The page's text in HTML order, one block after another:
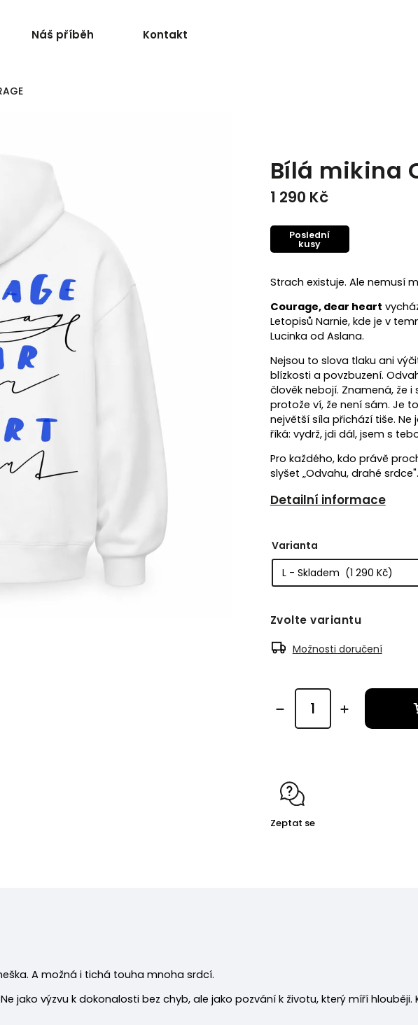
Náš příběh Kontakt
Bílá mikina
1 290 Kč
Strach existuje. Ale nemusí
Courage, dear heart
Letopisů Narnie, kde je v
Lucinka od Aslana.
Nejsou to slova tlaku ani
blízkosti a povzbuzení.
člověk nebojí. Znamená, že
protože ví, že není sám. Je
největší síla přichází tiše. Ne
říká: vydrž, jdi dál, jsem s
Pro každého, kdo právě
slyšet „Odvahu, drahé srdce".
Detailní informace
Poslední
kusy
Varianta
Zvolte variantu
Možnosti doručení
Zeptat se
A možná i tichá touha mnoha srdcí.
jako výzvu k dokonalosti bez chyb, ale jako pozvání k životu, který míří hlouběji.